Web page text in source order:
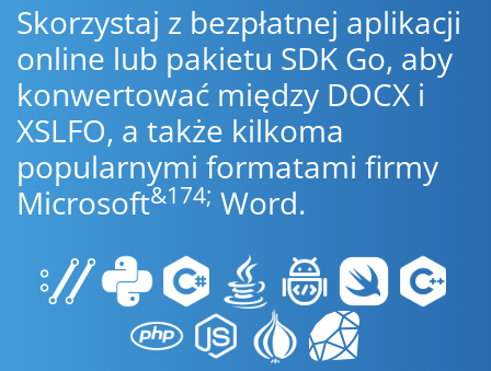
Skorzystaj z bezpłatnej aplikacji
online lub pakietu SDK Go, aby
konwertować między DOCX i
XSLFO, a także kilkoma
popularnymi formatami firmy
Microsoft&174; Word.